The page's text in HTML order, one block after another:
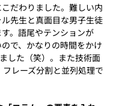
だわりました。難しい内
先生と真面目な男子生徒
。語尾やテンションが
で、かなりの時間をかけ
した（笑）。また技術面
レーズ分割と並列処理で